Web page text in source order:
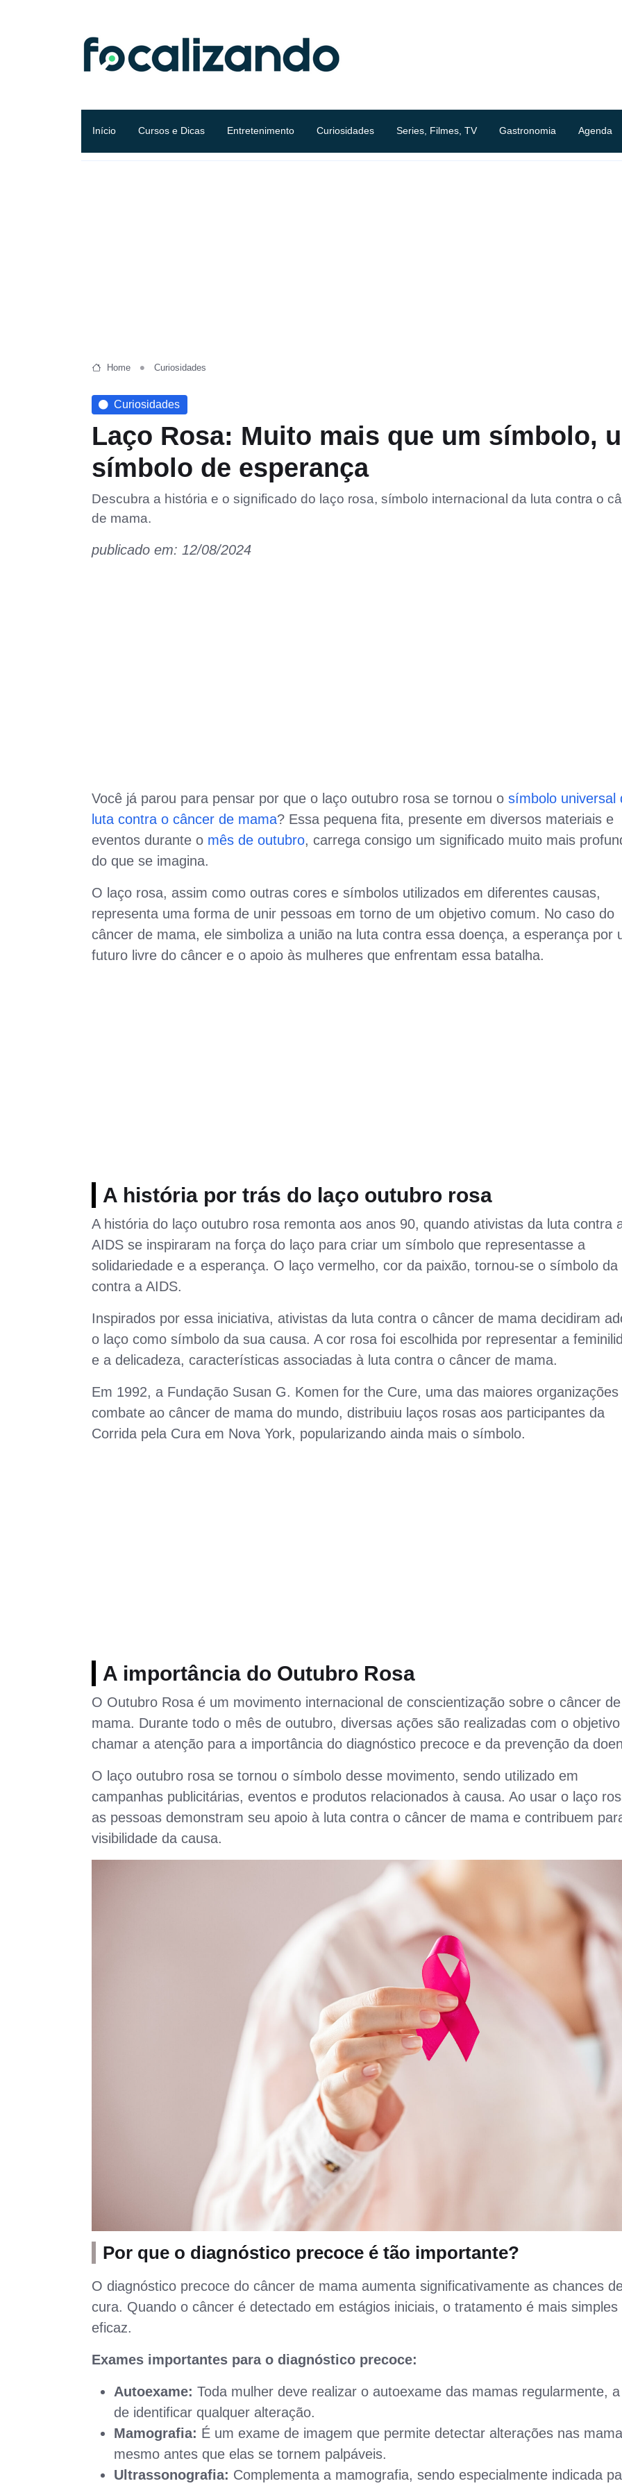
Início Cursos e Dicas Entretenimento Curiosidades Series, Filmes, TV Gastronomia Agenda
Home Curiosidades
Curiosidades
Laço Rosa: Muito mais que um símbolo,
símbolo de esperança
Descubra a história e o significado do laço rosa, símbolo internacional da luta contra o
de mama.
publicado em: 12/08/2024
Você já parou para pensar por que o laço outubro rosa se tornou o símbolo universal
luta contra o câncer de mama? Essa pequena fita, presente em diversos materiais e
eventos durante o mês de outubro, carrega consigo um significado muito mais
do que se imagina.
O laço rosa, assim como outras cores e símbolos utilizados em diferentes causas,
representa uma forma de unir pessoas em torno de um objetivo comum. No caso do
câncer de mama, ele simboliza a união na luta contra essa doença, a esperança por
futuro livre do câncer e o apoio às mulheres que enfrentam essa batalha.
A história por trás do laço outubro rosa
A história do laço outubro rosa remonta aos anos 90, quando ativistas da luta contra
AIDS se inspiraram na força do laço para criar um símbolo que representasse a
solidariedade e a esperança. O laço vermelho, cor da paixão, tornou-se o símbolo da
contra a AIDS.
Inspirados por essa iniciativa, ativistas da luta contra o câncer de mama decidiram
o laço como símbolo da sua causa. A cor rosa foi escolhida por representar a
e a delicadeza, características associadas à luta contra o câncer de mama.
Em 1992, a Fundação Susan G. Komen for the Cure, uma das maiores organizações
combate ao câncer de mama do mundo, distribuiu laços rosas aos participantes da
Corrida pela Cura em Nova York, popularizando ainda mais o símbolo.
A importância do Outubro Rosa
O Outubro Rosa é um movimento internacional de conscientização sobre o câncer de
mama. Durante todo o mês de outubro, diversas ações são realizadas com o
chamar a atenção para a importância do diagnóstico precoce e da prevenção da
O laço outubro rosa se tornou o símbolo desse movimento, sendo utilizado em
campanhas publicitárias, eventos e produtos relacionados à causa. Ao usar o laço
as pessoas demonstram seu apoio à luta contra o câncer de mama e contribuem
visibilidade da causa.
Por que o diagnóstico precoce é tão importante?
O diagnóstico precoce do câncer de mama aumenta significativamente as chances
cura. Quando o câncer é detectado em estágios iniciais, o tratamento é mais simples
eficaz.
Exames importantes para o diagnóstico precoce:
Autoexame: Toda mulher deve realizar o autoexame das mamas regularmente,
de identificar qualquer alteração.
Mamografia: É um exame de imagem que permite detectar alterações nas
mesmo antes que elas se tornem palpáveis.
Ultrassonografia: Complementa a mamografia, sendo especialmente indicada